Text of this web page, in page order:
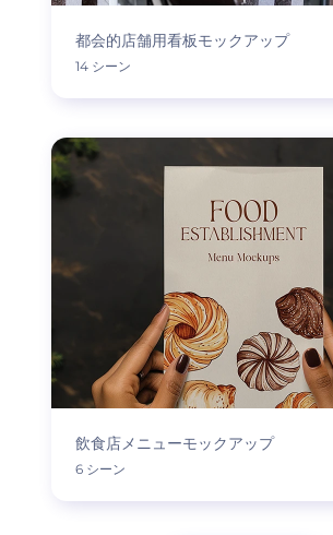
都会的店舗用看板モックアップ
14 シーン
飲食店メニューモックアップ
6 シーン